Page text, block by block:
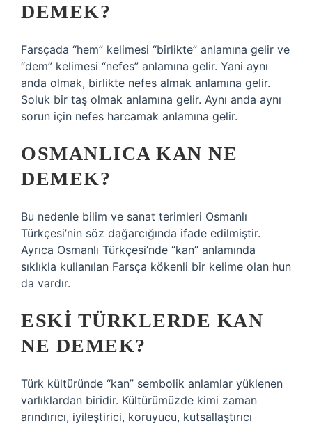
DEMEK?
Farsçada “hem” kelimesi “birlikte” anlamına gelir ve
“dem” kelimesi “nefes” anlamına gelir. Yani aynı
anda olmak, birlikte nefes almak anlamına gelir.
Soluk bir taş olmak anlamına gelir. Aynı anda aynı
sorun için nefes harcamak anlamına gelir.
OSMANLICA KAN NE
DEMEK?
Bu nedenle bilim ve sanat terimleri Osmanlı
Türkçesi’nin söz dağarcığında ifade edilmiştir.
Ayrıca Osmanlı Türkçesi’nde “kan” anlamında
sıklıkla kullanılan Farsça kökenli bir kelime olan hun
da vardır.
ESKI TÜRKLERDE KAN
NE DEMEK?
Türk kültüründe “kan” sembolik anlamlar yüklenen
varlıklardan biridir. Kültürümüzde kimi zaman
arındırıcı, iyileştirici, koruyucu, kutsallaştırıcı